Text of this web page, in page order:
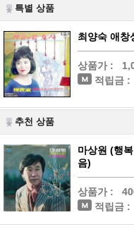
특별 상품
최양숙 애창
상품가 :
적립금 :
추천 상품
마상원 (행
음)
상품가 :
적립금 :